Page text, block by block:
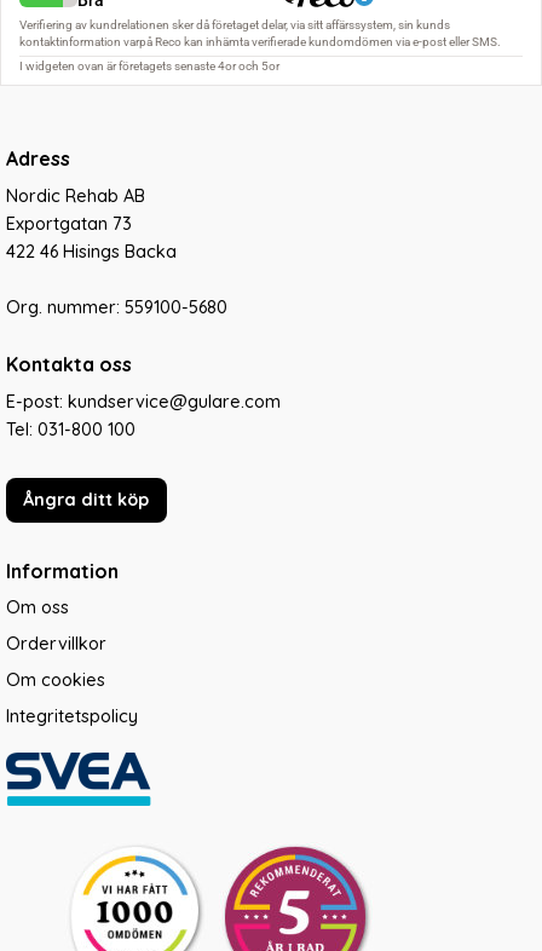
Adress
Nordic Rehab AB
Exportgatan 73
422 46 Hisings Backa
Org. nummer: 559100-5680
Kontakta oss
E-post: kundservice@gulare.com
Tel: 031-800 100
Ångra ditt köp
Information
Om oss
Ordervillkor
Om cookies
Integritetspolicy